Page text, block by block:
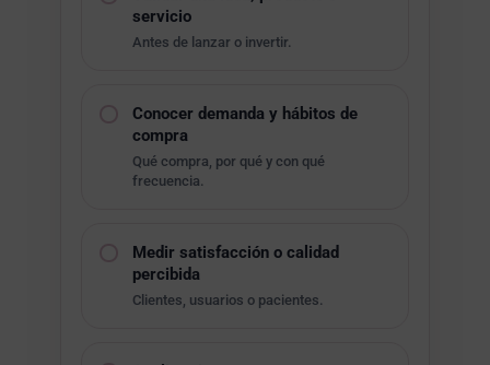
servicio
Antes de lanzar o invertir.
Conocer demanda y hábitos de
compra
Qué compra, por qué y con qué
frecuencia.
Medir satisfacción o calidad
percibida
Clientes, usuarios o pacientes.